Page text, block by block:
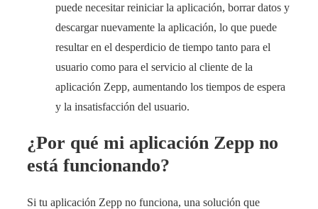
puede necesitar reiniciar la aplicación, borrar datos y
descargar nuevamente la aplicación, lo que puede
resultar en el desperdicio de tiempo tanto para el
usuario como para el servicio al cliente de la
aplicación Zepp, aumentando los tiempos de espera
y la insatisfacción del usuario.
¿Por qué mi aplicación Zepp no
está funcionando?
Si tu aplicación Zepp no funciona, una solución que